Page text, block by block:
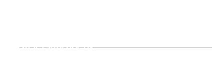
Останні пости